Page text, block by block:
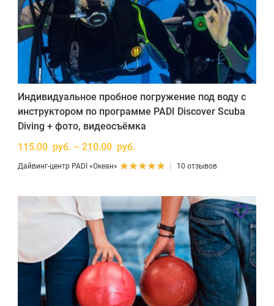
Индивидуальное пробное погружение под воду с
инструктором по программе PADI Discover Scuba
Diving + фото, видеосъёмка
115.00 руб. – 210.00 руб.
Дайвинг-центр PADI «Океан» 10 отзывов